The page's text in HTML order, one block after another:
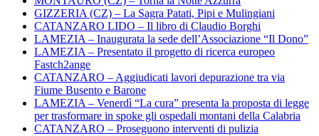
GIZZERIA (CZ) – La Sagra Patati, Pipi e Mulingiani
CATANZARO LIDO – Il libro di Claudio Borghi
LAMEZIA – Inaugurata la sede dell’Associazione “Il Dono”
LAMEZIA – Presentato il progetto di ricerca europeo
Fastch2ange
CATANZARO – Aggiudicati lavori depurazione tra via
Fiume Busento e Barone
LAMEZIA – Venerdì “La cura” presenta la proposta di legge
per trasformare in spoke gli ospedali montani della Calabria
CATANZARO – Proseguono interventi di pulizia